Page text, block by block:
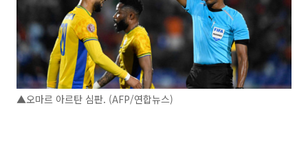
▲오마르 아르탄 심판. (AFP/연합뉴스)